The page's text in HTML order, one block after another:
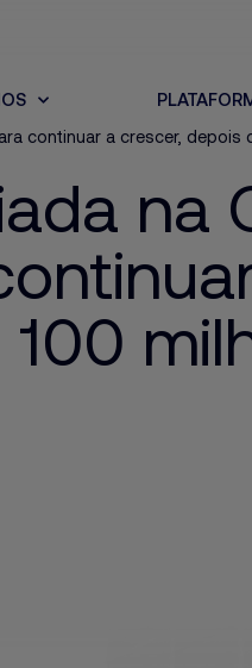
continuar a crescer,
na